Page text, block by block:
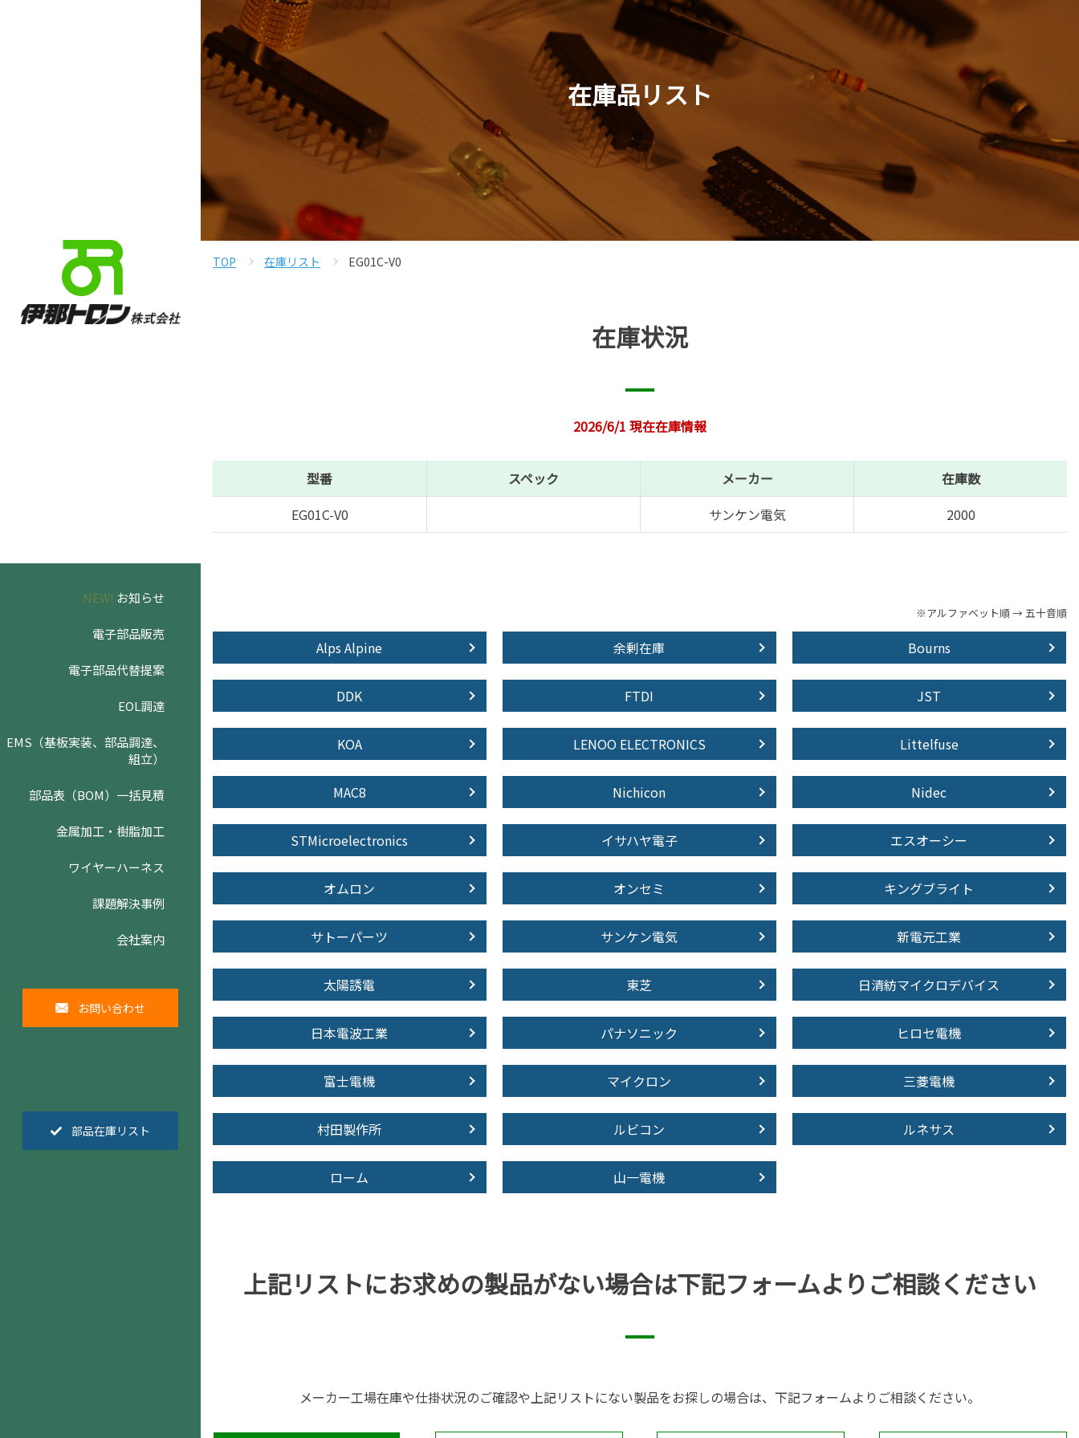
NEW! お知らせ
電子部品販売
電子部品代替提案
EOL調達
EMS（基板実装、部品調達、
組立）
部品表（BOM）一括見積
金属加工・樹脂加工
ワイヤーハーネス
課題解決事例
会社案内
お問い合わせ
部品在庫リスト
在庫品リスト
TOP 在庫リスト EG01C-V0
在庫状況
2026/6/1 現在在庫情報
型番 スペック メーカー
在庫数
EG01C-V0
サンケン電気 2000
※アルファベット順 → 五十音順
Alps Alpine 余剰在庫 Bourns
DDK FTDI JST
KOA LENOO ELECTRONICS Littelfuse
MAC8 Nichicon Nidec
STMicroelectronics イサハヤ電子 エスオーシー
オムロン オンセミ キングブライト
サトーパーツ サンケン電気 新電元工業
太陽誘電 東芝 日清紡マイクロデバイス
日本電波工業 パナソニック ヒロセ電機
富士電機 マイクロン 三菱電機
村田製作所 ルビコン ルネサス
ローム 山一電機
上記リストにお求めの製品がない場合は下記フォームよりご相談ください
メーカー工場在庫や仕掛状況のご確認や上記リストにない製品をお探しの場合は、下記フォームよりご相談ください。